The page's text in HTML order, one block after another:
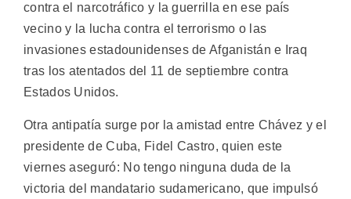
contra el narcotráfico y la guerrilla en ese país
vecino y la lucha contra el terrorismo o las
invasiones estadounidenses de Afganistán e Iraq
tras los atentados del 11 de septiembre contra
Estados Unidos.
Otra antipatía surge por la amistad entre Chávez y el
presidente de Cuba, Fidel Castro, quien este
viernes aseguró: No tengo ninguna duda de la
victoria del mandatario sudamericano, que impulsó